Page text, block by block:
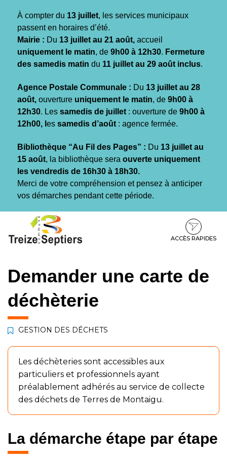
À compter du 13 juillet, les services municipaux
passent en horaires d’été.
Mairie : Du 13 juillet au 21 août, accueil
uniquement le matin, de 9h00 à 12h30. Fermeture
des samedis matin du 11 juillet au 29 août inclus.
Agence Postale Communale : Du 13 juillet au 28
août, ouverture uniquement le matin, de 9h00 à
12h30. Les samedis de juillet : ouverture de 9h00 à
12h00, l es samedis d’août : agence fermée.
Bibliothèque “Au Fil des Pages” : Du 13 juillet au
15 août, la bibliothèque sera ouverte uniquement
les vendredis de 16h30 à 18h30.
Merci de votre compréhension et pensez à anticiper
vos démarches pendant cette période.
contenu
pied
ACCÈS RAPIDES
Demander une carte de
déchèterie
GESTION DES DÉCHETS
Les déchèteries sont accessibles aux
particuliers et professionnels ayant
préalablement adhérés au service de collecte
des déchets de Terres de Montaigu.
La démarche étape par étape